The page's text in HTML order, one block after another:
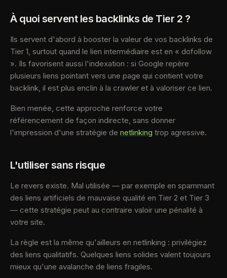
À quoi servent les backlinks de Tier 2 ?
Ils servent d'abord à booster la valeur de vos backlinks de
Tier 1, surtout quand le lien intermédiaire est en « dofollow
». Ils favorisent aussi l'indexation : si Google repère
plusieurs liens pointant vers une page qui contient votre
backlink, il est plus enclin à la crawler et à valoriser ce lien.
Bien menée, cette approche renforce votre
référencement de façon indirecte, sans donner
l'impression d'une stratégie de netlinking trop agressive.
L'utiliser sans risque
Le revers existe. Mal utilisée — par exemple en spammant
des liens artificiels de mauvaise qualité en Tier 2 et Tier 3
— cette stratégie peut au contraire valoir une pénalité à
votre site.
La règle est la même qu'ailleurs en netlinking : privilégiez
des liens qualitatifs. Quelques liens solides valent toujours
mieux qu'une avalanche de liens fragiles.